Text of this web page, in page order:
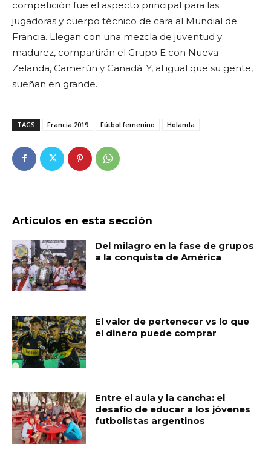
competición fue el aspecto principal para las
jugadoras y cuerpo técnico de cara al Mundial de
Francia. Llegan con una mezcla de juventud y
madurez, compartirán el Grupo E con Nueva
Zelanda, Camerún y Canadá. Y, al igual que su gente,
sueñan en grande.
TAGS Francia 2019 Fútbol femenino Holanda
Artículos en esta sección
Del milagro en la fase de grupos
a la conquista de América
El valor de pertenecer vs lo que
el dinero puede comprar
Entre el aula y la cancha: el
desafío de educar a los jóvenes
futbolistas argentinos